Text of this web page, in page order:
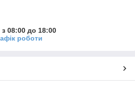
08:00 до 18:00
роботи